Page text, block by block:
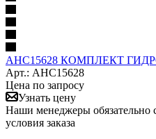
AHC15628 КОМПЛЕКТ
Арт.: AHC15628
Цена по запросу
Узнать цену
Наши менеджеры обязательно
условия заказа